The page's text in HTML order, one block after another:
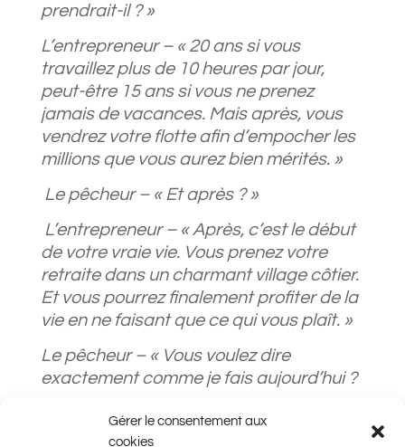
Gérer le consentement aux
cookies
prendrait-il ? »
L’entrepreneur – « 20 ans si vous
travaillez plus de 10 heures par jour,
peut-être 15 ans si vous ne prenez
jamais de vacances. Mais après, vous
vendrez votre flotte afin d’empocher les
millions que vous aurez bien mérités. »
Le pêcheur – « Et après ? »
L’entrepreneur – « Après, c’est le début
de votre vraie vie. Vous prenez votre
retraite dans un charmant village côtier.
Et vous pourrez finalement profiter de la
vie en ne faisant que ce qui vous plaît. »
Le pêcheur – « Vous voulez dire
exactement comme je fais aujourd’hui ?
Vous, votre vraie vie, c’est quoi?